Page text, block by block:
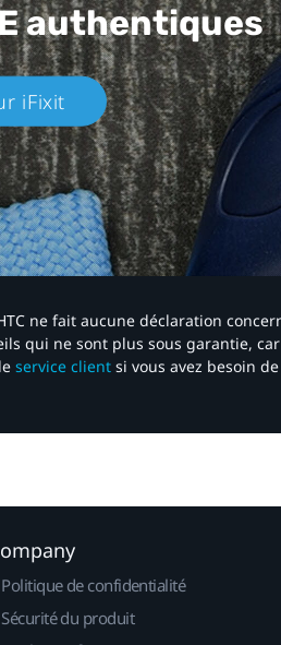
authentiques​
iFixit​
ne fait aucune déclaration
qui ne sont plus sous garantie,
service client si vous avez besoin
Politique de confidentialité
Sécurité du produit